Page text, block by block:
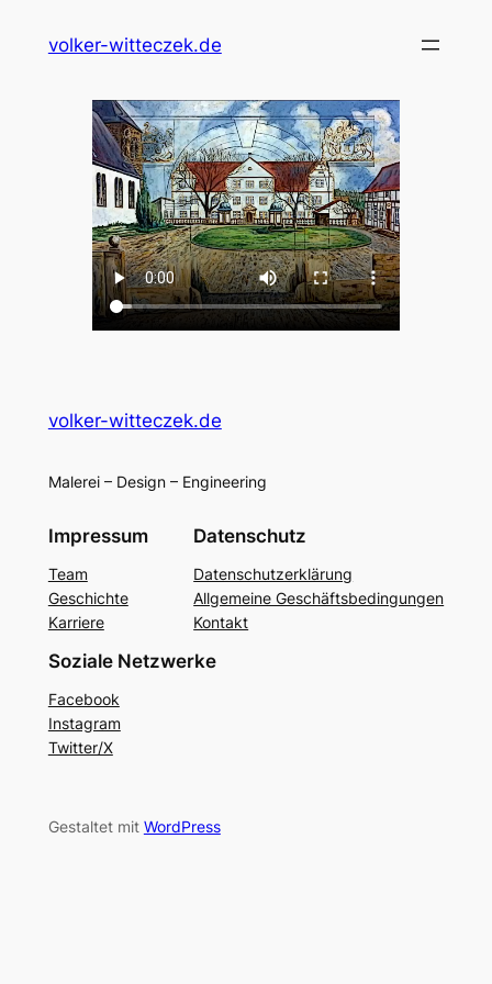
Inhaltvolker-witteczek.de
volker-witteczek.de
Malerei – Design – Engineering
Impressum
Team
Geschichte
Karriere
Datenschutz
Datenschutzerklärung
Allgemeine Geschäftsbedingungen
Kontakt
Soziale Netzwerke
Facebook
Instagram
Twitter/X
Gestaltet mit WordPress